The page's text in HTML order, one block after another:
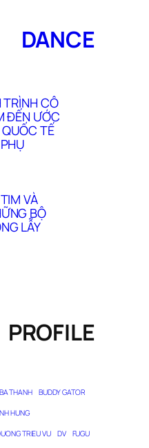
DANCE
CÔ
ĐẾN ƯỚC
TẾ
VÀ
BỘ
LẪY
PROFILE
BA THANH BUDDY GATOR
HUNG
TRIEU VU DV FUGU